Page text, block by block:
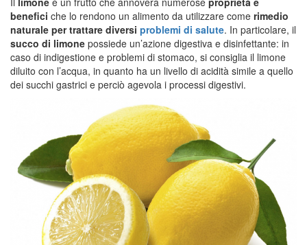
benefici che lo rendono un alimento da utilizzare come rimedio
naturale per trattare diversi problemi di salute. In particolare, il
succo di limone possiede un’azione digestiva e disinfettante: in
caso di indigestione e problemi di stomaco, si consiglia il limone
diluito con l’acqua, in quanto ha un livello di acidità simile a quello
dei succhi gastrici e perciò agevola i processi digestivi.